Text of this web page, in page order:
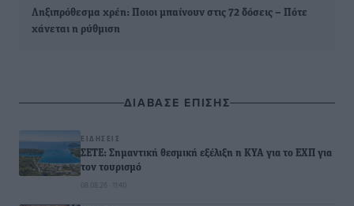
Ληξιπρόθεσμα χρέη: Ποιοι μπαίνουν στις 72 δόσεις – Πότε
χάνεται η ρύθμιση
ΔΙΑΒΑΣΕ ΕΠΙΣΗΣ
ΕΙΔΉΣΕΙΣ
ΣΕΤΕ: Σημαντική θεσμική εξέλιξη η ΚΥΑ για το ΕΧΠ για
τον τουρισμό
08.08.26 · 11:40